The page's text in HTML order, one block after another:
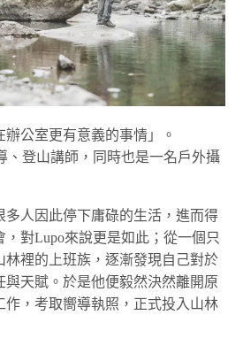
辦公室更有意義的事情」。
、登山講師，同時也是一名戶外攝
多人因此停下庸碌的生活，進而得
對Lupo來說更是如此；從一個只
林裡的上班族，逐漸發現自己對於
與天賦。於是他便毅然決然離開原
作，考取嚮導執照，正式投入山林